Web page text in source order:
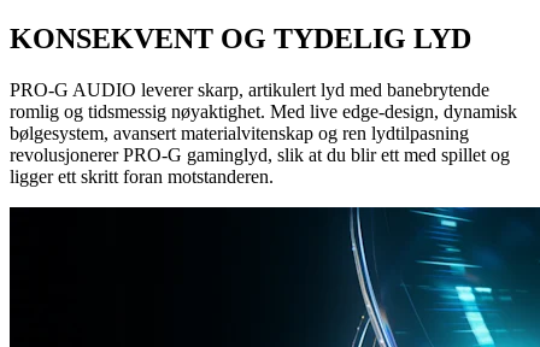
KONSEKVENT OG TYDELIG LYD
PRO-G AUDIO leverer skarp, artikulert lyd med banebrytende
romlig og tidsmessig nøyaktighet. Med live edge-design, dynamisk
bølgesystem, avansert materialvitenskap og ren lydtilpasning
revolusjonerer PRO-G gaminglyd, slik at du blir ett med spillet og
ligger ett skritt foran motstanderen.